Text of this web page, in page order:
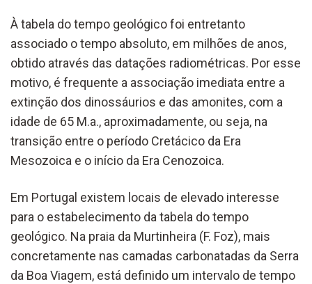
À tabela do tempo geológico foi entretanto
associado o tempo absoluto, em milhões de anos,
obtido através das datações radiométricas. Por esse
motivo, é frequente a associação imediata entre a
extinção dos dinossáurios e das amonites, com a
idade de 65 M.a., aproximadamente, ou seja, na
transição entre o período Cretácico da Era
Mesozoica e o início da Era Cenozoica.
Em Portugal existem locais de elevado interesse
para o estabelecimento da tabela do tempo
geológico. Na praia da Murtinheira (F. Foz), mais
concretamente nas camadas carbonatadas da Serra
da Boa Viagem, está definido um intervalo de tempo